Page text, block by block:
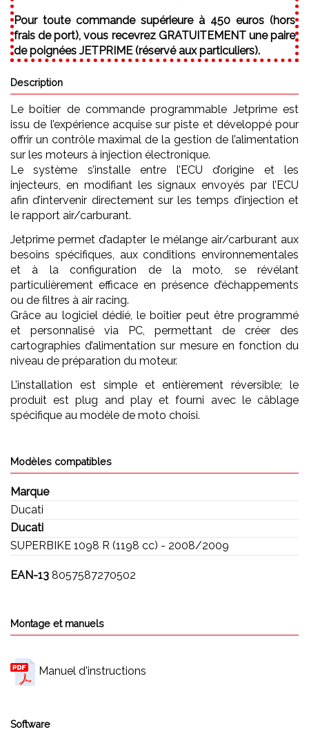
Pour toute commande supérieure à 450 euros (hors
frais de port), vous recevrez GRATUITEMENT une paire
de poignées JETPRIME (réservé aux particuliers).
Description
Le boîtier de commande programmable Jetprime est
issu de l’expérience acquise sur piste et développé pour
offrir un contrôle maximal de la gestion de l’alimentation
sur les moteurs à injection électronique.
Le système s’installe entre l’ECU d’origine et les
injecteurs, en modifiant les signaux envoyés par l’ECU
afin d’intervenir directement sur les temps d’injection et
le rapport air/carburant.
Jetprime permet d’adapter le mélange air/carburant aux
besoins spécifiques, aux conditions environnementales
et à la configuration de la moto, se révélant
particulièrement efficace en présence d’échappements
ou de filtres à air racing.
Grâce au logiciel dédié, le boîtier peut être programmé
et personnalisé via PC, permettant de créer des
cartographies d’alimentation sur mesure en fonction du
niveau de préparation du moteur.
L’installation est simple et entièrement réversible; le
produit est plug and play et fourni avec le câblage
spécifique au modèle de moto choisi.
Modèles compatibles
Marque
Ducati
Ducati
SUPERBIKE 1098 R (1198 cc) - 2008/2009
EAN-13 8057587270502
Montage et manuels
Manuel d'instructions
Software